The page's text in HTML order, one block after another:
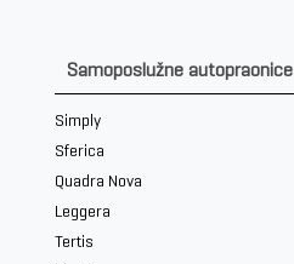
Samoposlužne autopraonice
Simply
Sferica
Quadra Nova
Leggera
Tertis